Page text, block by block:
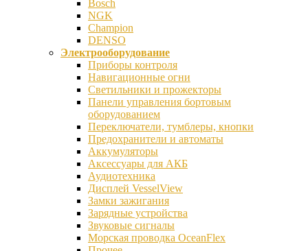
Bosch
NGK
Champion
DENSO
Электрооборудование
Приборы контроля
Навигационные огни
Светильники и прожекторы
Панели управления бортовым
оборудованием
Переключатели, тумблеры, кнопки
Предохранители и автоматы
Аккумуляторы
Аксессуары для АКБ
Аудиотехника
Дисплей VesselView
Замки зажигания
Зарядные устройства
Звуковые сигналы
Морская проводка OceanFlex